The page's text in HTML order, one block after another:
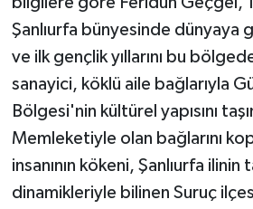
Şanlıurfa bünyesinde dünyaya
ve ilk gençlik yıllarını bu
sanayici, köklü aile bağlarıyla
Bölgesi'nin kültürel yapısını
Memleketiyle olan bağlarını
insanının kökeni, Şanlıurfa
dinamikleriyle bilinen Suruç